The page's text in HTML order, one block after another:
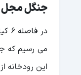
جنگل مجل
می رسیم که
این رودخانه